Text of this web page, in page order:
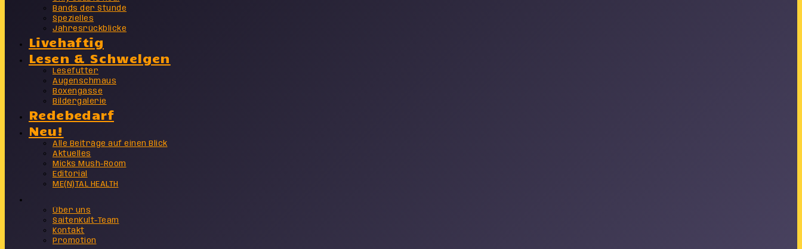
Bands der Stunde
Spezielles
Jahresrückblicke
Livehaftig
Lesen & Schwelgen
Lesefutter
Augenschmaus
Boxengasse
Bildergalerie
Redebedarf
Neu!
Alle Beiträge auf einen Blick
Aktuelles
Micks Mush-Room
Editorial
ME(N)TAL HEALTH
Über uns
SaitenKult-Team
Kontakt
Promotion